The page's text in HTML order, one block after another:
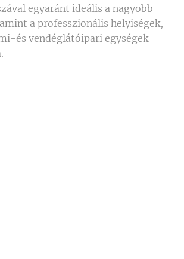
egyaránt ideális a nagyobb
a professzionális helyiségek,
és vendéglátóipari egységek